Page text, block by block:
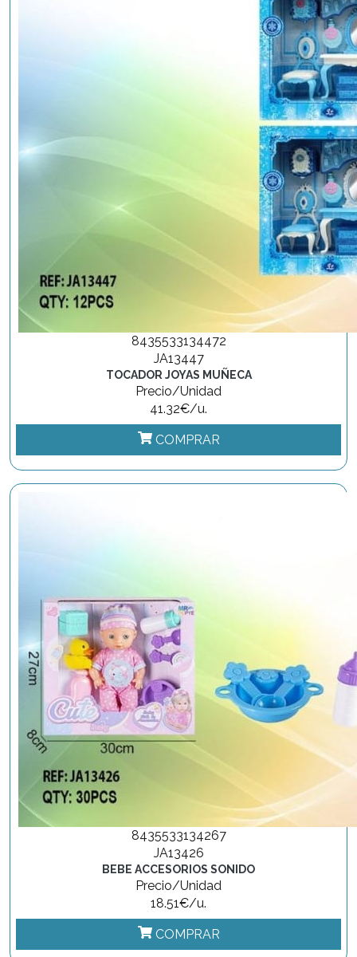
8435533134472
JA13447
TOCADOR JOYAS MUÑECA
Precio/Unidad
41.32€/u.
COMPRAR
8435533134267
JA13426
BEBE ACCESORIOS SONIDO
Precio/Unidad
18.51€/u.
COMPRAR